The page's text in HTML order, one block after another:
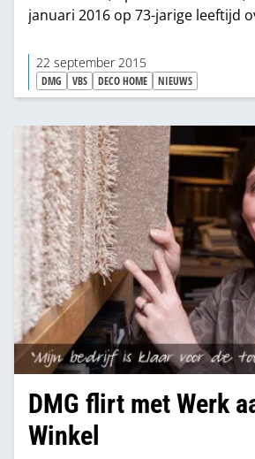
januari 2016 op 73-jarige leeftijd
22 september 2015
DMG VBS DECO HOME NIEUWS
DMG flirt met Werk
Winkel